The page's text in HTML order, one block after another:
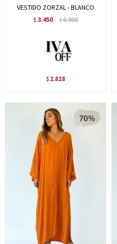
VESTIDO ZORZAL - BLANCO
$ 3.450 $6.900
$ 2.828